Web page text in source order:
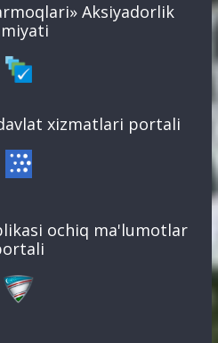
Aksiyadorlik
xizmatlari portali
ochiq ma'lumotlar